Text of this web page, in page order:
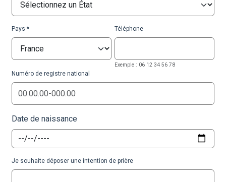
Pays Téléphone
Exemple : 06 12 34 56 78
Numéro de registre national
Date de naissance
Je souhaite déposer une intention de prière